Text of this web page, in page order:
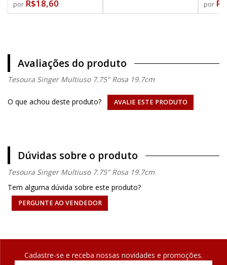
por R$18,60 por
Avaliações do produto
Tesoura Singer Multiuso 7.75" Rosa 19.7cm
O que achou deste produto? AVALIE ESTE PRODUTO
Dúvidas sobre o produto
Tesoura Singer Multiuso 7.75" Rosa 19.7cm
Tem alguma dúvida sobre este produto?
PERGUNTE AO VENDEDOR
Cadastre-se e receba nossas novidades e promoções.